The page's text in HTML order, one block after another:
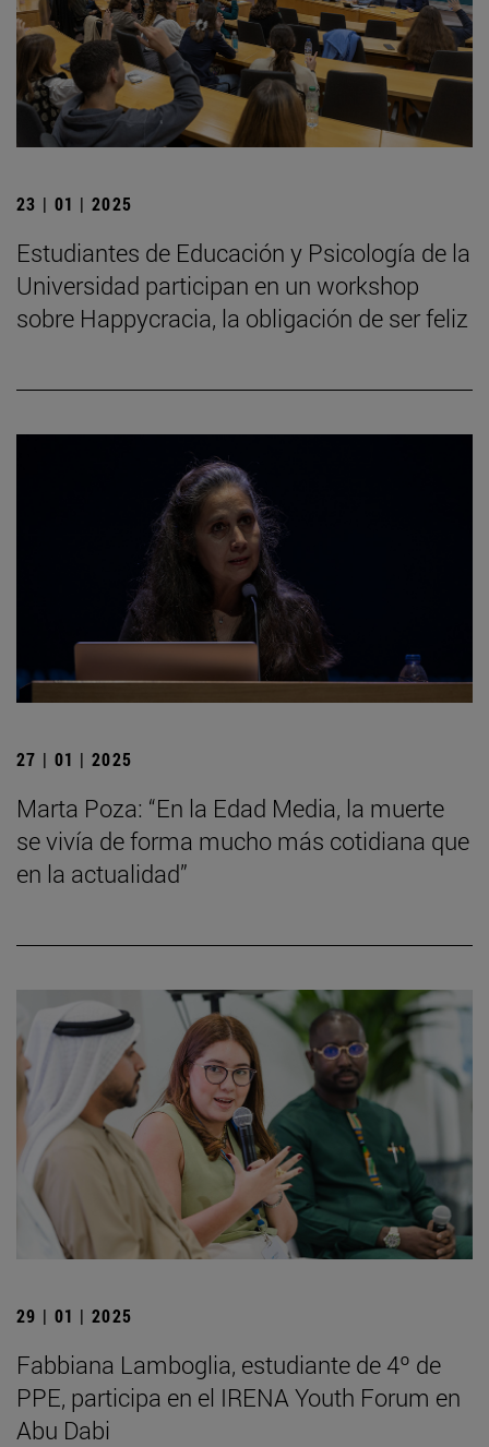
23 | 01 | 2025
Estudiantes de Educación y Psicología de la
Universidad participan en un workshop
sobre Happycracia, la obligación de ser feliz
27 | 01 | 2025
Marta Poza: “En la Edad Media, la muerte
se vivía de forma mucho más cotidiana que
en la actualidad”
29 | 01 | 2025
Fabbiana Lamboglia, estudiante de 4º de
PPE, participa en el IRENA Youth Forum en
Abu Dabi